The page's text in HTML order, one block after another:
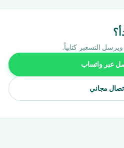
التسعير كتابياً.
عبر واتساب
مجاني